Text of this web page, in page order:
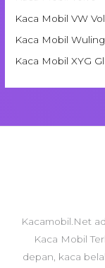
Kaca Mobil VW
Kaca Mobil Wuling
Kaca Mobil XYG
Kacamobil.Net
Kaca Mobil
depan, kaca